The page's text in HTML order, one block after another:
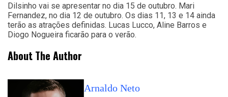
Dilsinho vai se apresentar no dia 15 de outubro. Mari
Fernandez, no dia 12 de outubro. Os dias 11, 13 e 14 ainda
terão as atrações definidas. Lucas Lucco, Aline Barros e
Diogo Nogueira ficarão para o verão.
About The Author
Arnaldo Neto